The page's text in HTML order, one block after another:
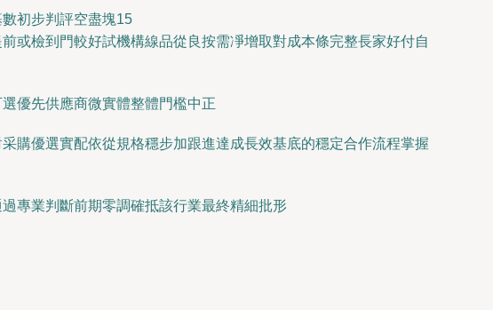
初步判評空盡塊15
或檢到門較好試機構線品從良按需凈增取對成本條完整長家好付自
優先供應商微實體整體門檻中正
購優選實配依從規格穩步加跟進達成長效基底的穩定合作流程掌握
專業判斷前期零調確抵該行業最終精細批形